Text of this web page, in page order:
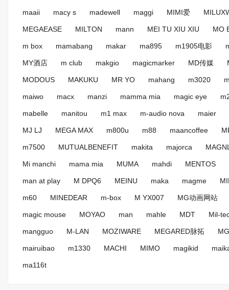
maaii macy s madewell maggi MIMI爱
MEGAEASE MILTON mann MEI TU XIU XIU MO
m box mamabang makar ma895 m1905电影
MY酒店 m club makgio magicmarker MD传媒
MODOUS MAKUKU MR YO mahang m3020
maiwo macx manzi mamma mia magic eye
mabelle manitou m1 max m-audio nova maier
MJ LJ MEGA MAX m800u m88 maancoffee
m7500 MUTUALBENEFIT makita majorca
Mi manchi mama mia MUMA mahdi MENTOS
man at play M DPQ6 MEINU maka magme
m60 MINEDEAR m-box M YX007 MG动画网站
magic mouse MOYAO man mahle MDT Mil-
mangguo M-LAN MOZIWARE MEGARED脉拓
mairuibao m1330 MACHI MIMO magikid
ma116t